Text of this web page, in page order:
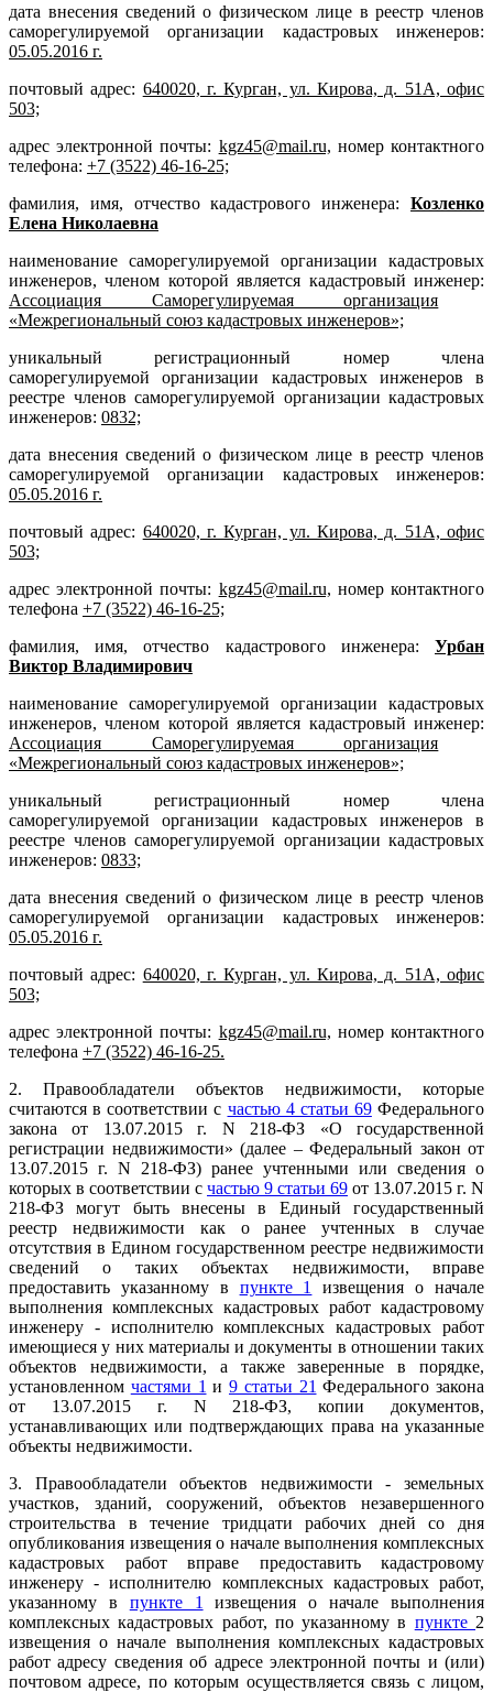
дата внесения сведений о физическом лице в реестр членов
саморегулируемой организации кадастровых инженеров:
05.05.2016 г.
почтовый адрес: 640020, г. Курган, ул. Кирова, д. 51А, офис
503;
адрес электронной почты: kgz45@mail.ru, номер контактного
телефона: +7 (3522) 46-16-25;
фамилия, имя, отчество кадастрового инженера: Козленко
Елена Николаевна
наименование саморегулируемой организации кадастровых
инженеров, членом которой является кадастровый инженер:
Ассоциация Саморегулируемая организация
«Межрегиональный союз кадастровых инженеров»;
уникальный регистрационный номер члена
саморегулируемой организации кадастровых инженеров в
реестре членов саморегулируемой организации кадастровых
инженеров: 0832;
дата внесения сведений о физическом лице в реестр членов
саморегулируемой организации кадастровых инженеров:
05.05.2016 г.
почтовый адрес: 640020, г. Курган, ул. Кирова, д. 51А, офис
503;
адрес электронной почты: kgz45@mail.ru, номер контактного
телефона +7 (3522) 46-16-25;
фамилия, имя, отчество кадастрового инженера: Урбан
Виктор Владимирович
наименование саморегулируемой организации кадастровых
инженеров, членом которой является кадастровый инженер:
Ассоциация Саморегулируемая организация
«Межрегиональный союз кадастровых инженеров»;
уникальный регистрационный номер члена
саморегулируемой организации кадастровых инженеров в
реестре членов саморегулируемой организации кадастровых
инженеров: 0833;
дата внесения сведений о физическом лице в реестр членов
саморегулируемой организации кадастровых инженеров:
05.05.2016 г.
почтовый адрес: 640020, г. Курган, ул. Кирова, д. 51А, офис
503;
адрес электронной почты: kgz45@mail.ru, номер контактного
телефона +7 (3522) 46-16-25.
2. Правообладатели объектов недвижимости, которые
считаются в соответствии с частью 4 статьи 69Федерального
закона от 13.07.2015 г. N 218-ФЗ «О государственной
регистрации недвижимости» (далее – Федеральный закон от
13.07.2015 г. N 218-ФЗ) ранее учтенными или сведения о
которых в соответствии с частью 9 статьи 69 от 13.07.2015 г. N
218-ФЗ могут быть внесены в Единый государственный
реестр недвижимости как о ранее учтенных в случае
отсутствия в Едином государственном реестре недвижимости
сведений о таких объектах недвижимости, вправе
предоставить указанному в пункте 1
извещения о начале
выполнения комплексных кадастровых работ кадастровому
инженеру - исполнителю комплексных кадастровых работ
имеющиеся у них материалы и документы в отношении таких
объектов недвижимости, а также заверенные в порядке,
установленном частями 1 и 9 статьи 21 Федерального закона
от 13.07.2015 г. N 218-ФЗ, копии документов,
устанавливающих или подтверждающих права на указанные
объекты недвижимости.
3. Правообладатели объектов недвижимости - земельных
участков, зданий, сооружений, объектов незавершенного
строительства в течение тридцати рабочих дней со дня
опубликования извещения о начале выполнения комплексных
кадастровых работ вправе предоставить кадастровому
инженеру - исполнителю комплексных кадастровых работ,
указанному в пункте 1
извещения о начале выполнения
комплексных кадастровых работ, по указанному в пункте 2
извещения о начале выполнения комплексных кадастровых
работ адресу сведения об адресе электронной почты и (или)
почтовом адресе, по которым осуществляется связь с лицом,